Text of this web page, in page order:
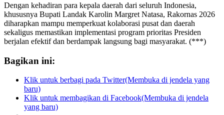
Dengan kehadiran para kepala daerah dari seluruh Indonesia,
khususnya Bupati Landak Karolin Margret Natasa, Rakornas 2026
diharapkan mampu memperkuat kolaborasi pusat dan daerah
sekaligus memastikan implementasi program prioritas Presiden
berjalan efektif dan berdampak langsung bagi masyarakat. (***)
Bagikan ini:
Klik untuk berbagi pada Twitter(Membuka di jendela yang
baru)
Klik untuk membagikan di Facebook(Membuka di jendela
yang baru)